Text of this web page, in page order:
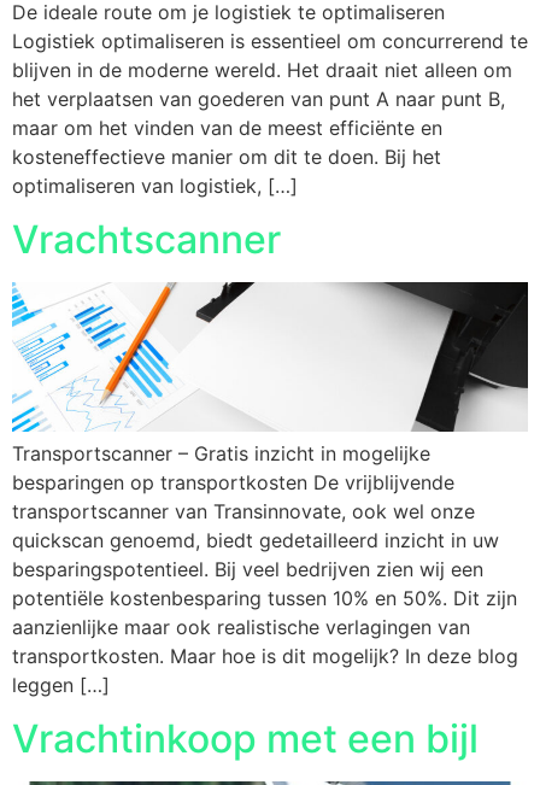
De ideale route om je logistiek te optimaliseren
Logistiek optimaliseren is essentieel om concurrerend te
blijven in de moderne wereld. Het draait niet alleen om
het verplaatsen van goederen van punt A naar punt B,
maar om het vinden van de meest efficiënte en
kosteneffectieve manier om dit te doen. Bij het
optimaliseren van logistiek, […]
Vrachtscanner
Transportscanner – Gratis inzicht in mogelijke
besparingen op transportkosten De vrijblijvende
transportscanner van Transinnovate, ook wel onze
quickscan genoemd, biedt gedetailleerd inzicht in uw
besparingspotentieel. Bij veel bedrijven zien wij een
potentiële kostenbesparing tussen 10% en 50%. Dit zijn
aanzienlijke maar ook realistische verlagingen van
transportkosten. Maar hoe is dit mogelijk? In deze blog
leggen […]
Vrachtinkoop met een bijl